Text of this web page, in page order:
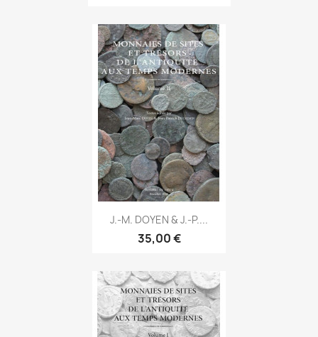
J.-M. DOYEN & J.-P....
35,00 €